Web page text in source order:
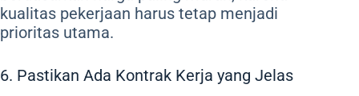
kualitas pekerjaan harus tetap menjadi
prioritas utama.
6. Pastikan Ada Kontrak Kerja yang Jelas